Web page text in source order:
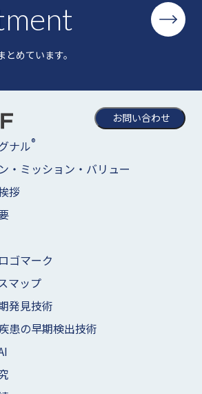
めています。
お問い合わせ
ナル®
・ミッション・バリュー
拶
ゴマーク
マップ
発見技術
患の早期検出技術